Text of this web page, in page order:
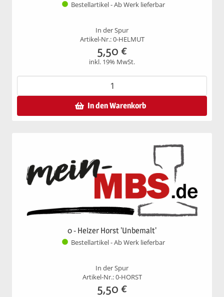
Bestellartikel - Ab Werk lieferbar
In der Spur
Artikel-Nr.: 0-HELMUT
5,50 €
inkl. 19% MwSt.
In den Warenkorb
0 - Heizer Horst 'Unbemalt'
Bestellartikel - Ab Werk lieferbar
In der Spur
Artikel-Nr.: 0-HORST
5,50 €